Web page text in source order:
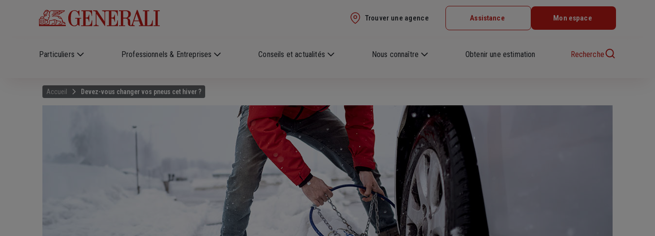
Trouver une agence Assistance Mon espace
Particuliers Professionnels & Entreprises Conseils et actualités Nous connaître Obtenir une estimation Recherche
Accueil Devez-vous changer vos pneus cet hiver ?